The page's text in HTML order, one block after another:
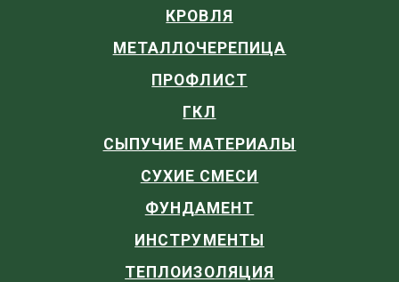
КРОВЛЯ
МЕТАЛЛОЧЕРЕПИЦА
ПРОФЛИСТ
ГКЛ
СЫПУЧИЕ МАТЕРИАЛЫ
СУХИЕ СМЕСИ
ФУНДАМЕНТ
ИНСТРУМЕНТЫ
ТЕПЛОИЗОЛЯЦИЯ